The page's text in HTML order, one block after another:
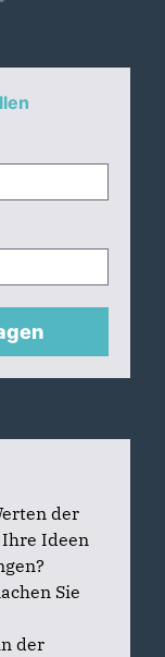
der
Ideen
Sie
der